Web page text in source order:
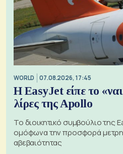
WORLD 07.08.2026, 17:45
Η EasyJet είπε το
λίρες της Apollo
Το διοικητικό συμβούλιο της
ομόφωνα την προσφορά
αβεβαιότητας